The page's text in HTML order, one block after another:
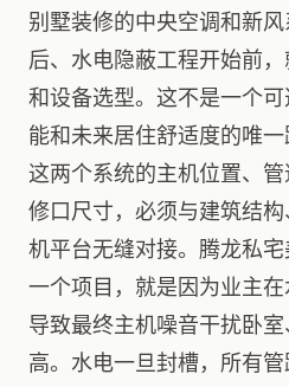
别墅装修的中央空调和新
后、水电隐蔽工程开始前
和设备选型。这不是一个
能和未来居住舒适度的唯一
这两个系统的主机位置、
修口尺寸，必须与建筑结
机平台无缝对接。腾龙私
一个项目，就是因为业主在
导致最终主机噪音干扰卧
高。水电一旦封槽，所有管